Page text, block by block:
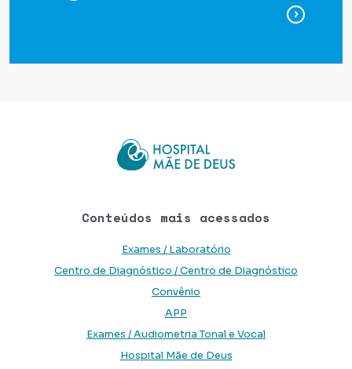
para
Conteúdos mais acessados
Exames / Laboratório
Centro de Diagnóstico / Centro de Diagnóstico
Convênio
APP
Exames / Audiometria Tonal e Vocal
Hospital Mãe de Deus